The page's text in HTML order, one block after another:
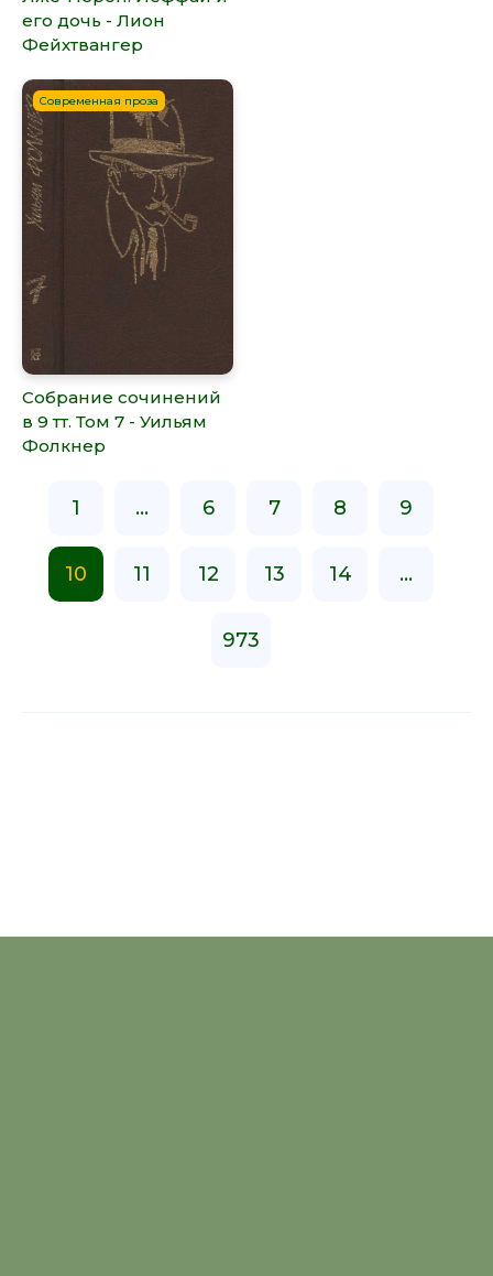
его дочь - Лион
Фейхтвангер
Современная проза
Собрание сочинений
в 9 тт. Том 7 - Уильям
Фолкнер
1 ... 6 7 8 9
10 11 12 13 14 ...
973